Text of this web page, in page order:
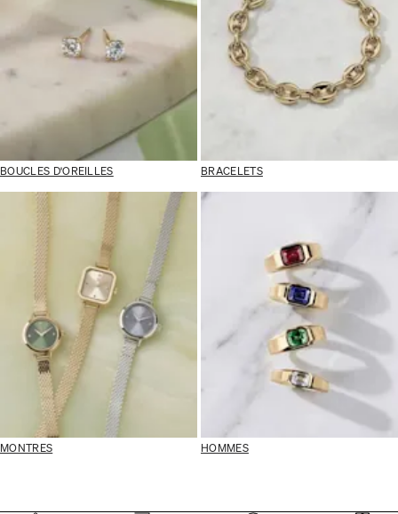
BOUCLES D'OREILLES BRACELETS
MONTRES HOMMES